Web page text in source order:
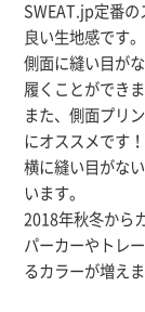
SWEAT.jp定番
良い生地感です。
側面に縫い目が
履くことができま
また、側面プリ
にオススメです！
横に縫い目がな
います。
2018年秋冬から
パーカーやトレ
るカラーが増えま